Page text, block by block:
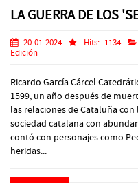
LA GUERRA DE LOS
20-01-2024 Hits: 1134
Edición
Ricardo García Cárcel
1599, un año después de
las relaciones de Cataluña
sociedad catalana con
contó con personajes como
heridas...